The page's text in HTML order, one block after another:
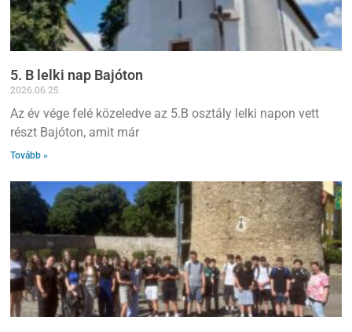
5. B lelki nap Bajóton
2026.06.25.
Az év vége felé közeledve az 5.B osztály lelki napon vett
részt Bajóton, amit már
Tovább »